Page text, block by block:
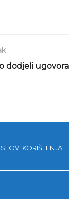
dodjeli ugovora
KORIŠTENJA